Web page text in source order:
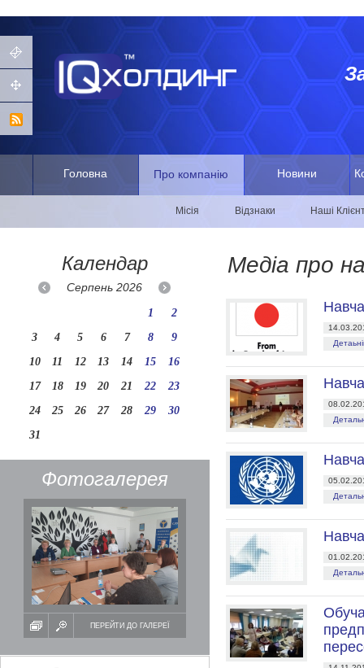
Головна Про компанію Новини
Місія Відзнаки Наші
Календар
Серпень2026
1
2
3
4 5 6 7 8
9
10
11 12 13 14 15
16
17
18 19 20 21 22
23
24
25 26 27 28 29
30
31
Фотогалерея
ПЕРЕЙТИ ДО ГАЛЕРЕЇ
Медіа про